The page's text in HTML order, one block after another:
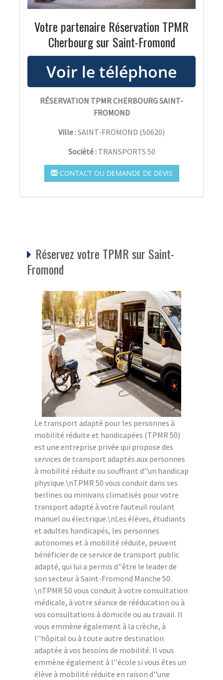
Votre partenaire Réservation TPMR
Cherbourg sur Saint-Fromond
RÉSERVATION TPMR CHERBOURG SAINT-
FROMOND
Ville :SAINT-FROMOND (50620)
Société : TRANSPORTS 50
CONTACT OU DEMANDE DE DEVIS
Réservez votre TPMR sur Saint-
Fromond
Le transport adapté pour les personnes à
mobilité réduite et handicapées (TPMR 50)
est une entreprise privée qui propose des
services de transport adaptés aux personnes
à mobilité réduite ou souffrant d''un handicap
physique.\nTPMR 50 vous conduit dans ses
berlines ou minivans climatisés pour votre
transport adapté à votre fauteuil roulant
manuel ou électrique.\nLes élèves, étudiants
et adultes handicapés, les personnes
autonomes et à mobilité réduite, peuvent
bénéficier de ce service de transport public
adapté, qui lui a permis d''être le leader de
son secteur à Saint-Fromond Manche 50.
\nTPMR 50 vous conduit à votre consultation
médicale, à votre séance de rééducation ou à
vos consultations à domicile ou au travail. Il
vous emmène également à la crèche, à
l''hôpital ou à toute autre destination
adaptée à vos besoins de mobilité. Il vous
emmène également à l''école si vous êtes un
élève à mobilité réduite en raison d''une